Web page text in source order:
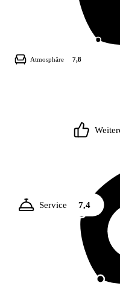
Atmosphäre 7,8
Service 7,4